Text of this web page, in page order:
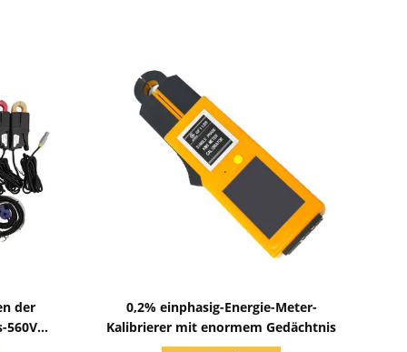
der
560V
0,2% einphasig-Energie-Meter-
Kalibrierer mit enormem Gedächtnis